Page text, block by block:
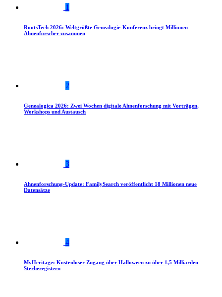
1
RootsTech 2026: Weltgrößte Genealogie-Konferenz bringt Millionen
Ahnenforscher zusammen
2
Genealogica 2026: Zwei Wochen digitale Ahnenforschung mit Vorträgen,
Workshops und Austausch
3
Ahnenforschung-Update: FamilySearch veröffentlicht 18 Millionen neue
Datensätze
4
MyHeritage: Kostenloser Zugang über Halloween zu über 1,5 Milliarden
Sterberegistern